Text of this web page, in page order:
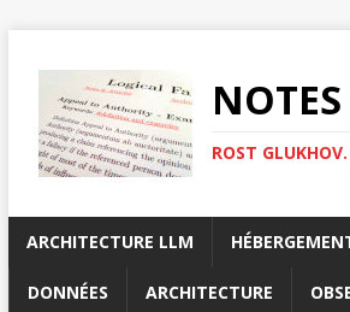
ROST
ARCHITECTURE LLM
DONNÉES ARCHITECTURE